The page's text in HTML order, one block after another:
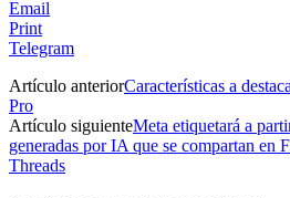
Email
Print
Telegram
Artículo anteriorCaracterísticas a
Pro
Artículo siguienteMeta etiquetará a
generadas por IA que se compartan en
Threads